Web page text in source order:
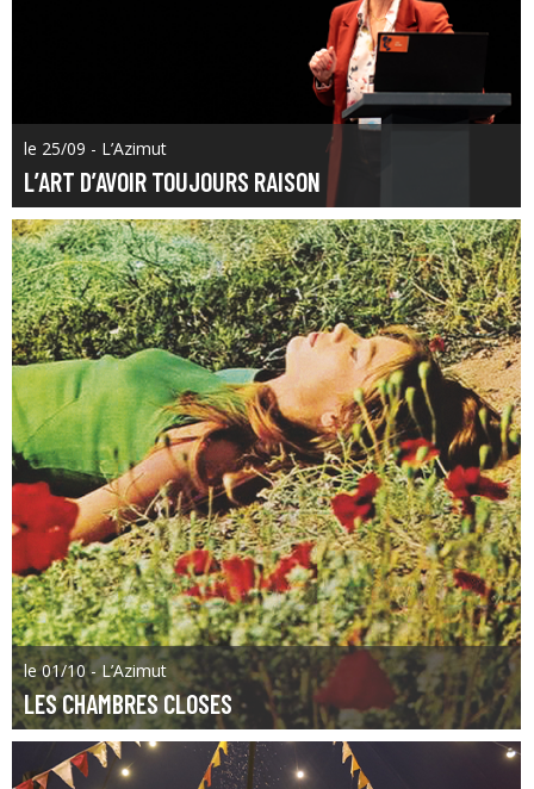
le 25/09 - L’Azimut
L’ART D’AVOIR TOUJOURS RAISON
le 01/10 - L’Azimut
LES CHAMBRES CLOSES